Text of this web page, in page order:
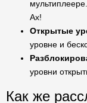
Ах!
Открытые
уровне и
уровни
Как же